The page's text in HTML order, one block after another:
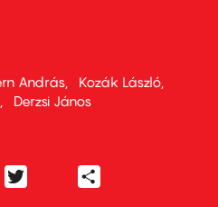
András
Kozák László
Derzsi János